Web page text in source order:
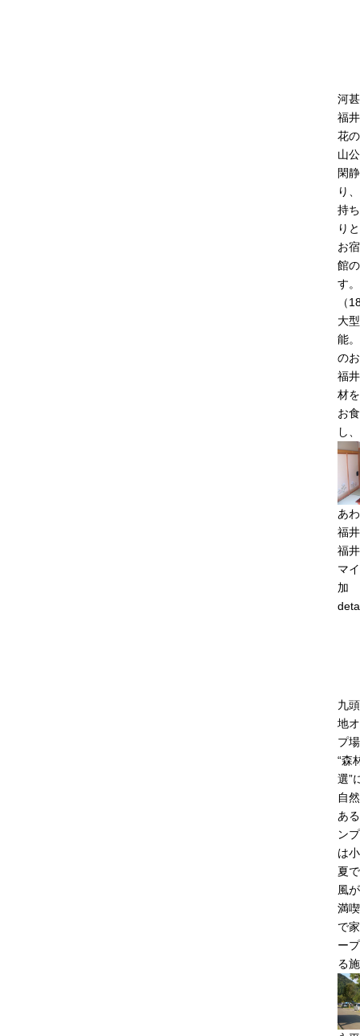
河
福
花
山
閑
り
持
り
お
館
す
（
大
能
の
福
材
お
し
あ
福
福
マ
加
九
地
プ場
“森
選”
自
あ
ン
は
夏
風
満
で
ー
る